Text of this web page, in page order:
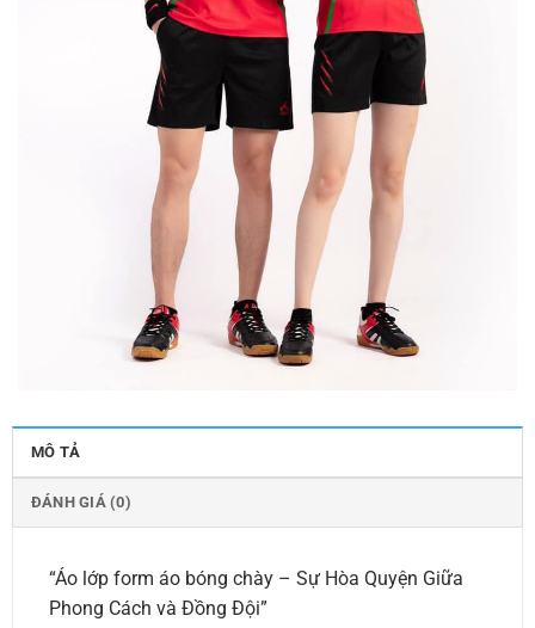
MÔ TẢ
ĐÁNH GIÁ (0)
“Áo lớp form áo bóng chày – Sự Hòa Quyện Giữa
Phong Cách và Đồng Đội”